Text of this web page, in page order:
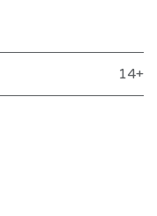
14+